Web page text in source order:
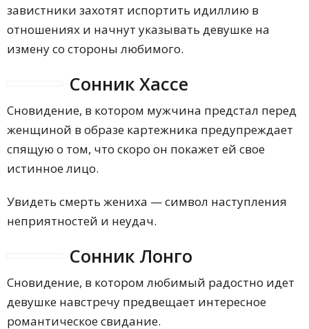
завистники захотят испортить идиллию в
отношениях и начнут указывать девушке на
измену со стороны любимого.
Сонник Хассе
Сновидение, в котором мужчина предстал перед
женщиной в образе картежника предупреждает
спящую о том, что скоро он покажет ей свое
истинное лицо.
Увидеть смерть жениха — символ наступления
неприятностей и неудач.
Сонник Лонго
Сновидение, в котором любимый радостно идет
девушке навстречу предвещает интересное
романтическое свидание.